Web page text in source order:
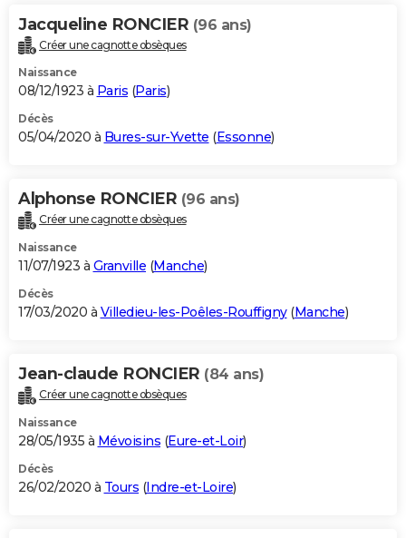
Jacqueline RONCIER (96 ans)
Créer une cagnotte obsèques
Naissance
08/12/1923 à Paris (Paris)
Décès
05/04/2020 à Bures-sur-Yvette (Essonne)
Alphonse RONCIER (96 ans)
Créer une cagnotte obsèques
Naissance
11/07/1923 à Granville (Manche)
Décès
17/03/2020 à Villedieu-les-Poêles-Rouffigny(Manche)
Jean-claude RONCIER (84 ans)
Créer une cagnotte obsèques
Naissance
28/05/1935 à Mévoisins (Eure-et-Loir)
Décès
26/02/2020 à Tours (Indre-et-Loire)